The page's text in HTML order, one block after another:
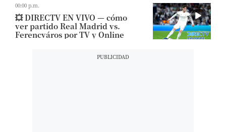
00:00 p.m.
💥​ DIRECTV EN VIVO — cómo
ver partido Real Madrid vs.
Ferencváros por TV y Online